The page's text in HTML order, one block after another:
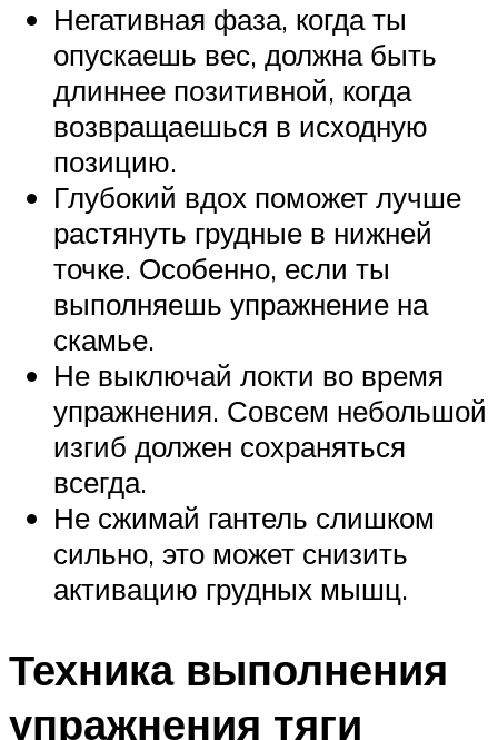
Негативная фаза, когда ты
опускаешь вес, должна быть
длиннее позитивной, когда
возвращаешься в исходную
позицию.
Глубокий вдох поможет лучше
растянуть грудные в нижней
точке. Особенно, если ты
выполняешь упражнение на
скамье.
Не выключай локти во время
упражнения. Совсем небольшой
изгиб должен сохраняться
всегда.
Не сжимай гантель слишком
сильно, это может снизить
активацию грудных мышц.
Техника выполнения
упражнения тяги